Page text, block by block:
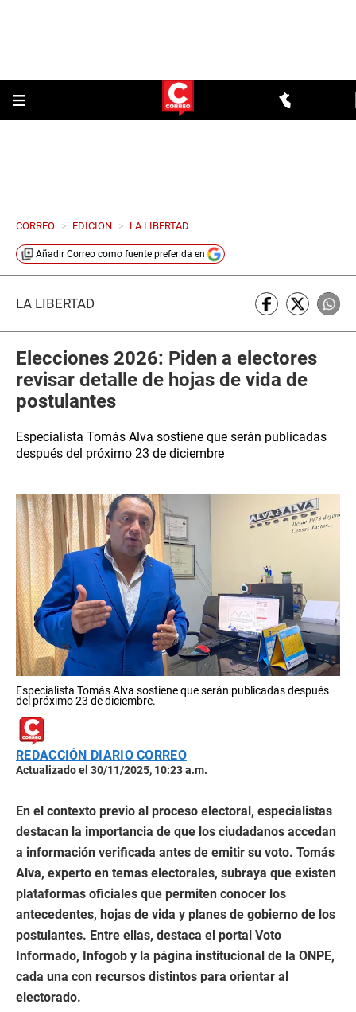
CORREO > EDICION > LA LIBERTAD
Añadir Correo como fuente preferida en
LA LIBERTAD
Elecciones 2026: Piden a electores
revisar detalle de hojas de vida de
postulantes
Especialista Tomás Alva sostiene que serán publicadas
después del próximo 23 de diciembre
Especialista Tomás Alva sostiene que serán publicadas después
del próximo 23 de diciembre.
REDACCIÓN DIARIO CORREO
Actualizado el 30/11/2025, 10:23 a.m.
En el contexto previo al proceso electoral, especialistas
destacan la importancia de que los ciudadanos accedan
a información verificada antes de emitir su voto. Tomás
Alva, experto en temas electorales, subraya que existen
plataformas oficiales que permiten conocer los
antecedentes, hojas de vida y planes de gobierno de los
postulantes. Entre ellas, destaca el portal Voto
Informado, Infogob y la página institucional de la ONPE,
cada una con recursos distintos para orientar al
electorado.